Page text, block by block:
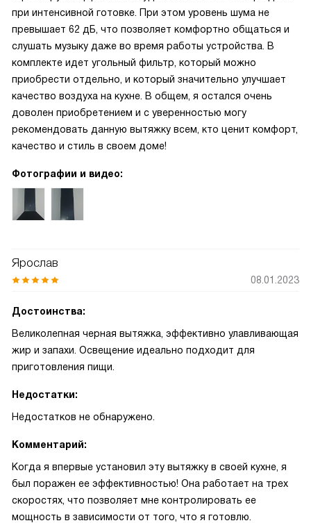
при интенсивной готовке. При этом уровень шума не
превышает 62 дБ, что позволяет комфортно общаться и
слушать музыку даже во время работы устройства. В
комплекте идет угольный фильтр, который можно
приобрести отдельно, и который значительно улучшает
качество воздуха на кухне. В общем, я остался очень
доволен приобретением и с уверенностью могу
рекомендовать данную вытяжку всем, кто ценит комфорт,
качество и стиль в своем доме!
Фотографии и видео:
Ярослав
08.01.2023
Достоинства:
Великолепная черная вытяжка, эффективно улавливающая
жир и запахи. Освещение идеально подходит для
приготовления пищи.
Недостатки:
Недостатков не обнаружено.
Комментарий:
Когда я впервые установил эту вытяжку в своей кухне, я
был поражен ее эффективностью! Она работает на трех
скоростях, что позволяет мне контролировать ее
мощность в зависимости от того, что я готовлю.